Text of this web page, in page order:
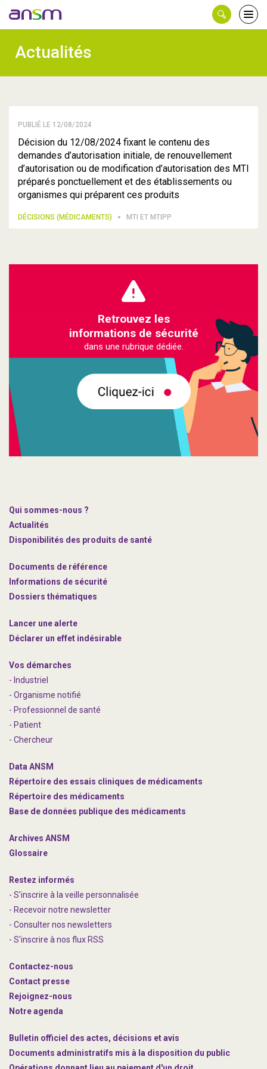
le
Actualités
PUBLIÉ LE 12/08/2024
Décision du 12/08/2024 fixant le contenu des
demandes d’autorisation initiale, de renouvellement
d’autorisation ou de modification d’autorisation des MTI
préparés ponctuellement et des établissements ou
organismes qui préparent ces produits
DÉCISIONS (MÉDICAMENTS) MTI ET MTIPP
Retrouvez les
informations de sécurité
dans une rubrique dédiée.
Qui sommes-nous ?
Actualités
Disponibilités des produits de santé
Documents de référence
Informations de sécurité
Dossiers thématiques
Lancer une alerte
Déclarer un effet indésirable
Vos démarches
- Industriel
- Organisme notifié
- Professionnel de santé
- Patient
- Chercheur
Data ANSM
Répertoire des essais cliniques de médicaments
Répertoire des médicaments
Base de données publique des médicaments
Archives ANSM
Glossaire
Restez informés
- S'inscrire à la veille personnalisée
- Recevoir notre newsletter
- Consulter nos newsletters
- S'inscrire à nos flux RSS
Contactez-nous
Contact presse
Rejoignez-nous
Notre agenda
Bulletin officiel des actes, décisions et avis
Documents administratifs mis à la disposition du public